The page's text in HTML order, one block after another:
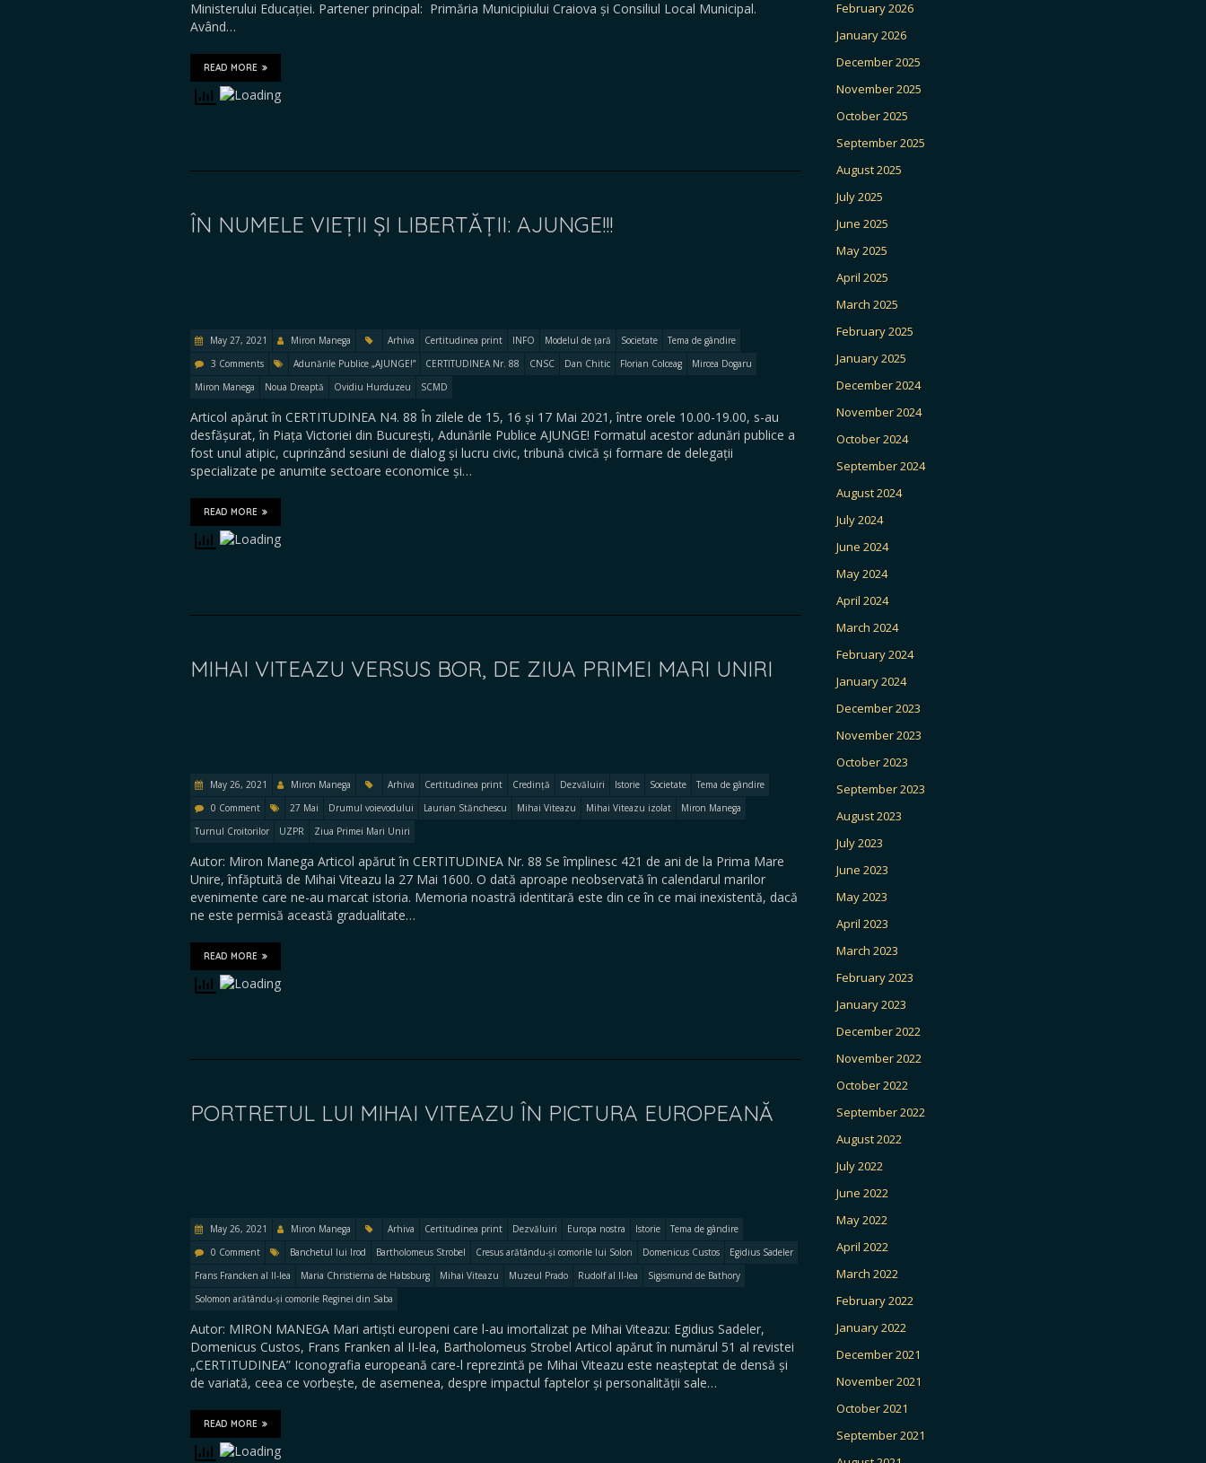
Ministerului Educației. Partener principal: Primăria Municipiului Craiova și Consiliul Local Municipal.
Având…
READ MORE
ÎN NUMELE VIEȚII ȘI LIBERTĂȚII: AJUNGE!!!
May 27, 2021 Miron Manega Arhiva Certitudinea print INFO Modelul de țară Societate
Tema de gândire
3 Comments
Adunările Publice „AJUNGE!” CERTITUDINEA Nr. 88 CNSC Dan Chitic Florian Colceag
Mircea Dogaru
Miron Manega
Noua Dreaptă Ovidiu Hurduzeu SCMD
Articol apărut în CERTITUDINEA N4. 88 În zilele de 15, 16 și 17 Mai 2021, între orele 10.00-19.00, s-au
desfășurat, în Piața Victoriei din București, Adunările Publice AJUNGE! Formatul acestor adunări publice a
fost unul atipic, cuprinzând sesiuni de dialog și lucru civic, tribună civică și formare de delegații
specializate pe anumite sectoare economice și…
READ MORE
MIHAI VITEAZU VERSUS BOR, DE ZIUA PRIMEI MARI UNIRI
May 26, 2021 Miron Manega Arhiva Certitudinea print Credință Dezvăluiri Istorie Societate
Tema de gândire
0 Comment
27 Mai Drumul voievodului Laurian Stănchescu Mihai Viteazu Mihai Viteazu izolat
Miron Manega
Turnul Croitorilor
UZPR Ziua Primei Mari Uniri
Autor: Miron Manega Articol apărut în CERTITUDINEA Nr. 88 Se împlinesc 421 de ani de la Prima Mare
Unire, înfăptuită de Mihai Viteazu la 27 Mai 1600. O dată aproape neobservată în calendarul marilor
evenimente care ne-au marcat istoria. Memoria noastră identitară este din ce în ce mai inexistentă, dacă
ne este permisă această gradualitate…
READ MORE
PORTRETUL LUI MIHAI VITEAZU ÎN PICTURA EUROPEANĂ
May 26, 2021 Miron Manega Arhiva Certitudinea print Dezvăluiri Europa nostra Istorie
Tema de gândire
0 Comment
Banchetul lui Irod Bartholomeus Strobel Cresus arătându-și comorile lui Solon Domenicus Custos
Egidius Sadeler
Frans Francken al II-lea
Maria Christierna de Habsburg Mihai Viteazu Muzeul Prado Rudolf al II-lea
Sigismund de Bathory
Solomon arătându-și comorile Reginei din Saba
Autor: MIRON MANEGA Mari artiști europeni care l-au imortalizat pe Mihai Viteazu: Egidius Sadeler,
Domenicus Custos, Frans Franken al II-lea, Bartholomeus Strobel Articol apărut în numărul 51 al revistei
„CERTITUDINEA” Iconografia europeană care-l reprezintă pe Mihai Viteazu este neașteptat de densă și
de variată, ceea ce vorbește, de asemenea, despre impactul faptelor și personalității sale…
READ MORE
February 2026
January 2026
December 2025
November 2025
October 2025
September 2025
August 2025
July 2025
June 2025
May 2025
April 2025
March 2025
February 2025
January 2025
December 2024
November 2024
October 2024
September 2024
August 2024
July 2024
June 2024
May 2024
April 2024
March 2024
February 2024
January 2024
December 2023
November 2023
October 2023
September 2023
August 2023
July 2023
June 2023
May 2023
April 2023
March 2023
February 2023
January 2023
December 2022
November 2022
October 2022
September 2022
August 2022
July 2022
June 2022
May 2022
April 2022
March 2022
February 2022
January 2022
December 2021
November 2021
October 2021
September 2021